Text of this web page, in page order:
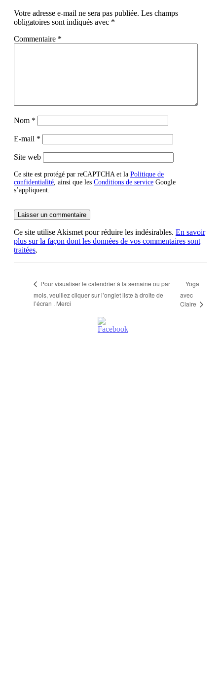
Votre adresse e-mail ne sera pas publiée. Les champs
obligatoires sont indiqués avec *
Commentaire *
Nom *
E-mail *
Site web
Ce site est protégé par reCAPTCHA et la Politique de
confidentialité, ainsi que les Conditions de service Google
s’appliquent.
Ce site utilise Akismet pour réduire les indésirables. En savoir
plus sur la façon dont les données de vos commentaires sont
traitées.
Pour visualiser le calendrier à la semaine ou par
mois, veuillez cliquer sur l’onglet liste à droite de
l’écran . Merci
Yoga
avec
Claire